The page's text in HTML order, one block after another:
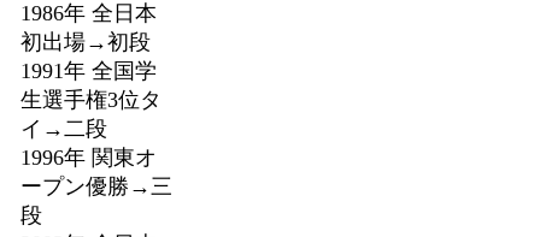
1986年 全日本
初出場→初段
1991年 全国学
生選手権3位タ
イ→二段
1996年 関東オ
ープン優勝→三
段